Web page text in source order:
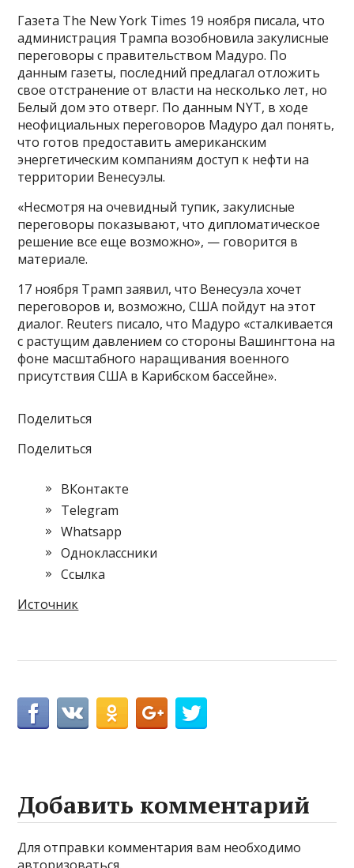
Газета The New York Times 19 ноября писала, что
администрация Трампа возобновила закулисные
переговоры с правительством Мадуро. По
данным газеты, последний предлагал отложить
свое отстранение от власти на несколько лет, но
Белый дом это отверг. По данным NYT, в ходе
неофициальных переговоров Мадуро дал понять,
что готов предоставить американским
энергетическим компаниям доступ к нефти на
территории Венесуэлы.
«Несмотря на очевидный тупик, закулисные
переговоры показывают, что дипломатическое
решение все еще возможно», — говорится в
материале.
17 ноября Трамп заявил, что Венесуэла хочет
переговоров и, возможно, США пойдут на этот
диалог. Reuters писало, что Мадуро «сталкивается
с растущим давлением со стороны Вашингтона на
фоне масштабного наращивания военного
присутствия США в Карибском бассейне».
Поделиться
Поделиться
ВКонтакте
Telegram
Whatsapp
Одноклассники
Cсылка
Источник
Добавить комментарий
Для отправки комментария вам необходимо